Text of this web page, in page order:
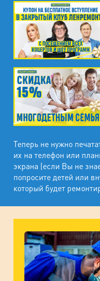
Теперь не нужно
их на телефон или
экрана (если Вы не
попросите детей или
который будет